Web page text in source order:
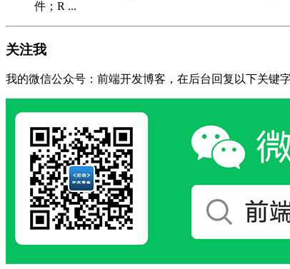
件；R ...
关注我
我的微信公众号：前端开发博客，在后台回复以下关键